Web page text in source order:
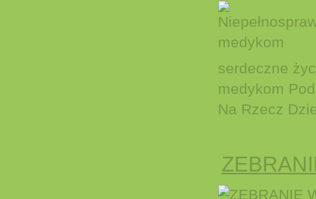
serdeczne
medykom
Na Rzecz